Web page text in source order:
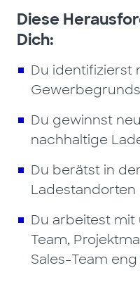
Diese
Dich:
Du identifizierst
Du gewinnst
nachhaltige
Du berätst in
Du arbeitest
Team,
Sales-Team